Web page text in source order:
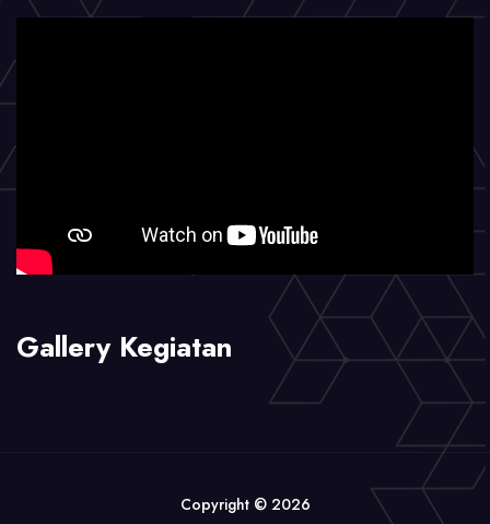
Gallery Kegiatan
Copyright © 2026